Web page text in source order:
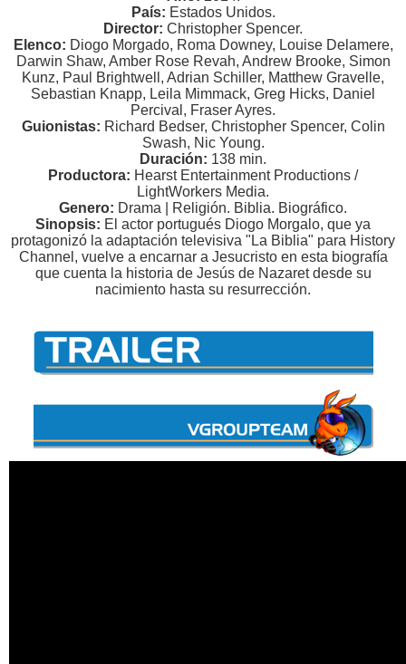
País: Estados Unidos.
Director: Christopher Spencer.
Elenco: Diogo Morgado, Roma Downey, Louise Delamere,
Darwin Shaw, Amber Rose Revah, Andrew Brooke, Simon
Kunz, Paul Brightwell, Adrian Schiller, Matthew Gravelle,
Sebastian Knapp, Leila Mimmack, Greg Hicks, Daniel
Percival, Fraser Ayres.
Guionistas: Richard Bedser, Christopher Spencer, Colin
Swash, Nic Young.
Duración: 138 min.
Productora: Hearst Entertainment Productions /
LightWorkers Media.
Genero: Drama | Religión. Biblia. Biográfico.
Sinopsis: El actor portugués Diogo Morgalo, que ya
protagonizó la adaptación televisiva "La Biblia" para History
Channel, vuelve a encarnar a Jesucristo en esta biografía
que cuenta la historia de Jesús de Nazaret desde su
nacimiento hasta su resurrección.